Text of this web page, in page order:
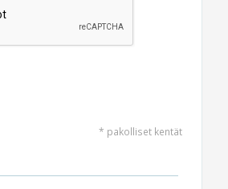
* pakolliset kentät